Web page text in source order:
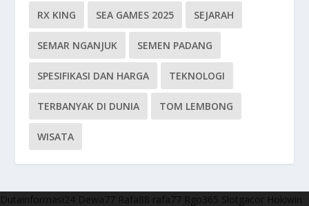
RX KING SEA GAMES 2025 SEJARAH
SEMAR NGANJUK SEMEN PADANG
SPESIFIKASI DAN HARGA TEKNOLOGI
TERBANYAK DI DUNIA TOM LEMBONG
WISATA
Dutainformasi24 Dewa77 Rafa88 rafa77 Rgo365 Slotgacor Hokiwin